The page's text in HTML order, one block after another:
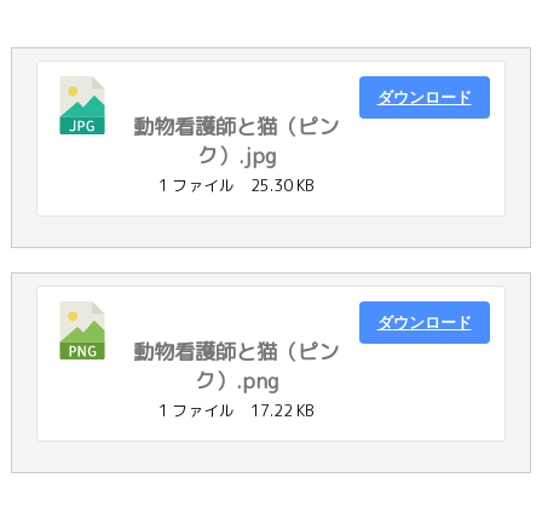
動物看護師と猫（ピン
ク）.jpg
1 ファイル 25.30 KB
ダウンロード
動物看護師と猫（ピン
ク）.png
1 ファイル 17.22 KB
ダウンロード